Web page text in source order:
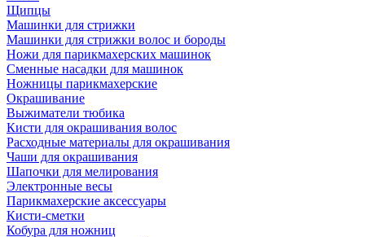
Щипцы
Машинки для стрижки
Машинки для стрижки волос и бороды
Ножи для парикмахерских машинок
Сменные насадки для машинок
Ножницы парикмахерские
Окрашивание
Выжиматели тюбика
Кисти для окрашивания волос
Расходные материалы для окрашивания
Чаши для окрашивания
Шапочки для мелирования
Электронные весы
Парикмахерские аксессуары
Кисти-сметки
Кобура для ножниц